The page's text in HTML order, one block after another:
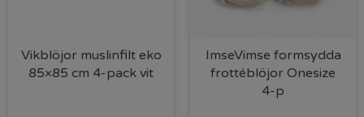
Vikblöjor muslinfilt eko
85×85 cm 4-pack vit
ImseVimse formsydda
frottéblöjor Onesize
4-p